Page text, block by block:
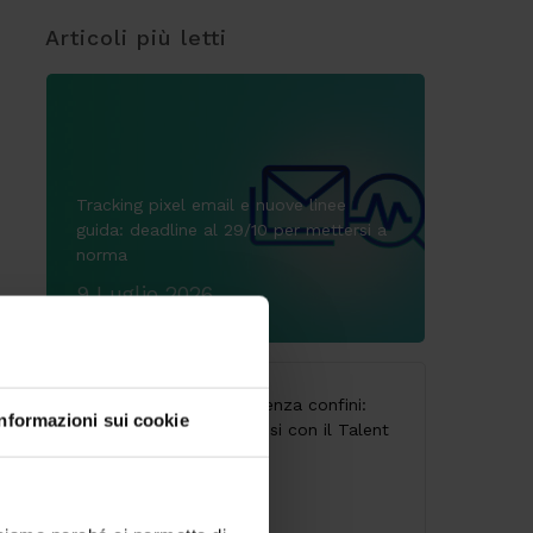
sui cookie
Articoli più letti
Tracking pixel email e nuove linee
guida: deadline al 29/10 per mettersi a
norma
9 Luglio 2026
CodyLab, formazione senza confini:
Italia e Camerun connessi con il Talent
Accelerator Program